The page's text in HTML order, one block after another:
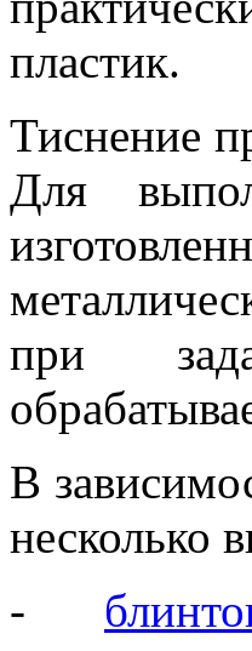
пластик.
Тиснение
Для
при
В
несколько
-